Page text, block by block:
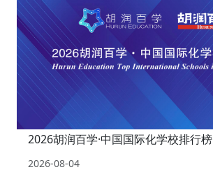
2026胡润百学·中国国际化学校排行榜
2026-08-04